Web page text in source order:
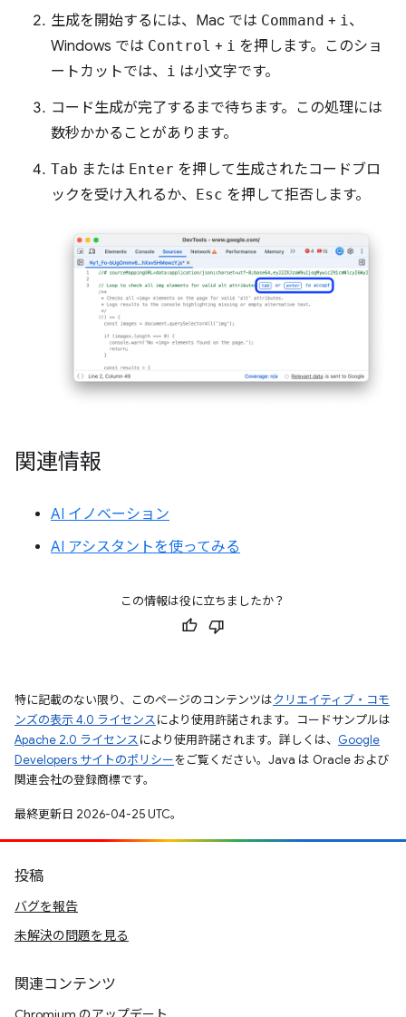
生成を開始するには、Mac では Command + i 、
Windows では Control + i を押します。このショ
ートカットでは、
i は小文字です。
コード生成が完了するまで待ちます。この処理には
数秒かかることがあります。
Tab または Enter を押して生成されたコードブロ
ックを受け入れるか、 Esc を押して拒否します。
関連情報
AI イノベーション
AI アシスタントを使ってみる
この情報は役に立ちましたか？
特に記載のない限り、このページのコンテンツはクリエイティブ・コモ
ンズの表示 4.0 ライセンスにより使用許諾されます。コードサンプルは
Apache 2.0 ライセンスにより使用許諾されます。詳しくは、 Google
Developers サイトのポリシーをご覧ください。Java は Oracle および
関連会社の登録商標です。
最終更新日 2026-04-25 UTC。
投稿
バグを報告
未解決の問題を見る
関連コンテンツ